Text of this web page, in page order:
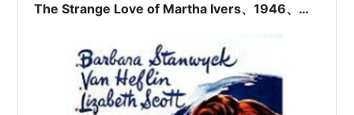
「母」（1932）
「紅唇罪あり」（1933）
「愛の弾丸」（1935）
The Strange Love of Martha Ivers、1946、劇